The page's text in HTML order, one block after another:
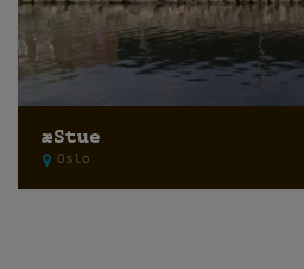
æStue
Oslo